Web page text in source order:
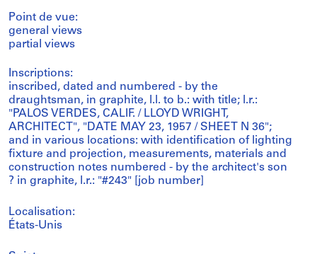
Point de vue:
general views
partial views
Inscriptions:
inscribed, dated and numbered - by the
draughtsman, in graphite, l.l. to b.: with title; l.r.:
"PALOS VERDES, CALIF. / LLOYD WRIGHT,
ARCHITECT", "DATE MAY 23, 1957 / SHEET N 36";
and in various locations: with identification of lighting
fixture and projection, measurements, materials and
construction notes numbered - by the architect's son
? in graphite, l.r.: "#243" [job number]
Localisation:
États-Unis